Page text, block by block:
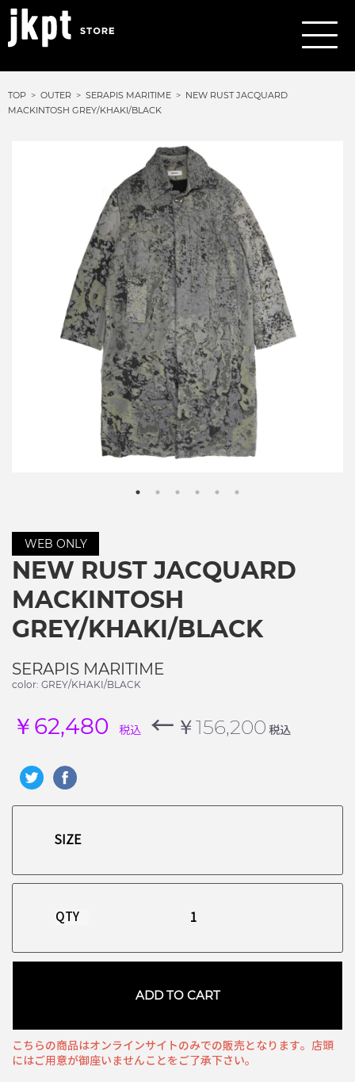
TOP OUTER SERAPIS MARITIME
NEW RUST JACQUARD
MACKINTOSH GREY/KHAKI/BLACK
WEB ONLY
NEW RUST JACQUARD
MACKINTOSH
GREY/KHAKI/BLACK
SERAPIS MARITIME
color: GREY/KHAKI/BLACK
￥62,480 税込 ← ￥156,200 税込
QTY
ADD TO CART
こちらの商品はオンラインサイトのみでの販売となります。店頭
にはご用意が御座いませんことをご了承下さい。